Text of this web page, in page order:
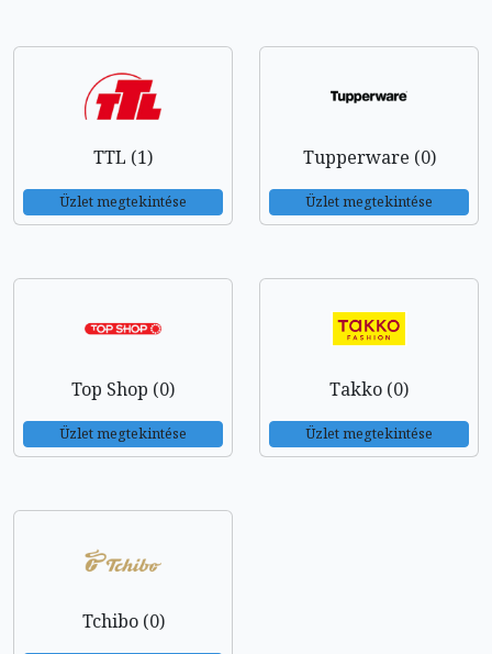
TTL (1)
Üzlet megtekintése
Tupperware (0)
Üzlet megtekintése
Top Shop (0)
Üzlet megtekintése
Takko (0)
Üzlet megtekintése
Tchibo (0)